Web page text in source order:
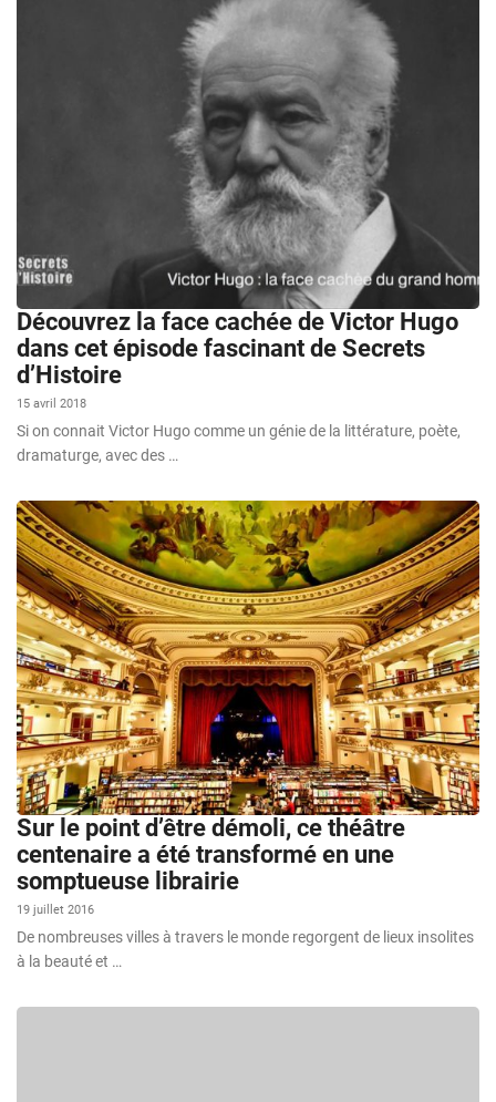
Découvrez la face cachée de Victor Hugo
dans cet épisode fascinant de Secrets
d’Histoire
15 avril 2018
Si on connait Victor Hugo comme un génie de la littérature, poète,
dramaturge, avec des …
Sur le point d’être démoli, ce théâtre
centenaire a été transformé en une
somptueuse librairie
19 juillet 2016
De nombreuses villes à travers le monde regorgent de lieux insolites
à la beauté et …